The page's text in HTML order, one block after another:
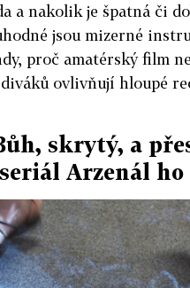
a nakolik je špatná či
jsou mizerné
proč amatérský film
ovlivňují hloupé
skrytý, a
Arzenál ho